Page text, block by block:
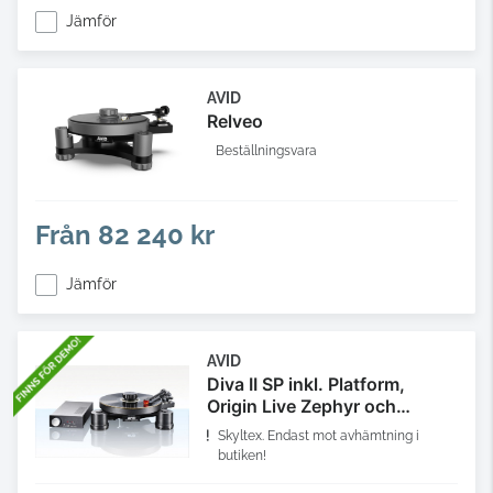
Jämför
AVID
Relveo
Beställningsvara
Från 82 240 kr
Jämför
AVID
Diva II SP inkl. Platform,
Origin Live Zephyr och
Nagaoka NP-200
Skyltex. Endast mot avhämtning i
butiken!